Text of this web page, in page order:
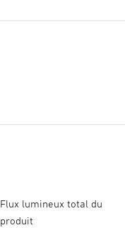
Flux lumineux total du
produit